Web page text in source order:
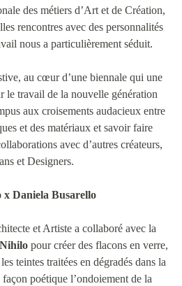
des métiers d’Art et de Création,
rencontres avec des personnalités
nous a particulièrement séduit.
au cœur d’une biennale qui une
le travail de la nouvelle génération
aux croisements audacieux entre
et des matériaux et savoir faire
avec d’autres créateurs,
et Designers.
Daniela Busarello
et Artiste a collaboré avec la
pour créer des flacons en verre,
teintes traitées en dégradés dans la
poétique l’ondoiement de la